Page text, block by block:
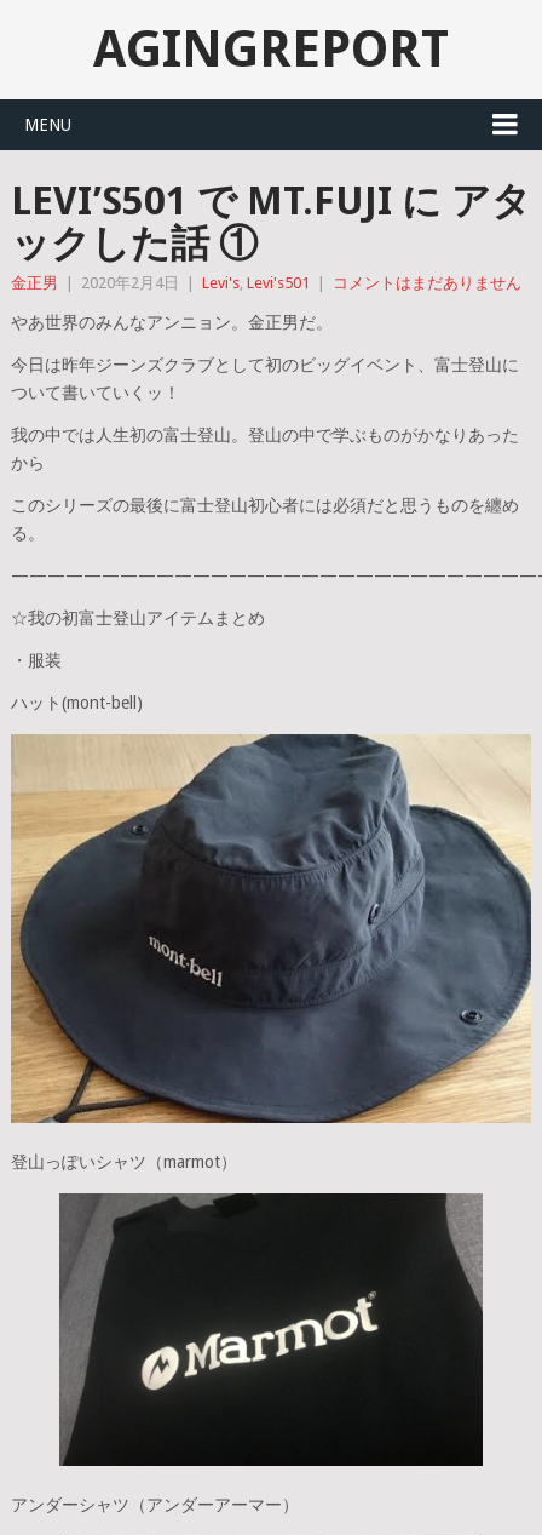
AGINGREPORT
MENU
LEVI’S501 で MT.FUJI に アタ
ックした話 ①
金正男 2020年2月4日 Levi's, Levi's501 コメントはまだありません
やあ世界のみんなアンニョン。金正男だ。
今日は昨年ジーンズクラブとして初のビッグイベント、富士登山に
ついて書いていくッ！
我の中では人生初の富士登山。登山の中で学ぶものがかなりあった
から
このシリーズの最後に富士登山初心者には必須だと思うものを纏め
る。
☆我の初富士登山アイテムまとめ
・服装
ハット(mont-bell)
登山っぽいシャツ（marmot）
アンダーシャツ（アンダーアーマー）